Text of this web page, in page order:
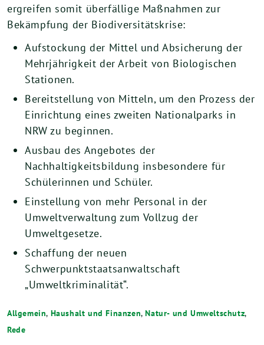
ergreifen somit überfällige Maßnahmen zur
Bekämpfung der Biodiversitätskrise:
Aufstockung der Mittel und Absicherung der
Mehrjährigkeit der Arbeit von Biologischen
Stationen.
Bereitstellung von Mitteln, um den Prozess der
Einrichtung eines zweiten Nationalparks in
NRW zu beginnen.
Ausbau des Angebotes der
Nachhaltigkeitsbildung insbesondere für
Schülerinnen und Schüler.
Einstellung von mehr Personal in der
Umweltverwaltung zum Vollzug der
Umweltgesetze.
Schaffung der neuen
Schwerpunktstaatsanwaltschaft
„Umweltkriminalität“.
Allgemein, Haushalt und Finanzen,Natur- und Umweltschutz,
Rede